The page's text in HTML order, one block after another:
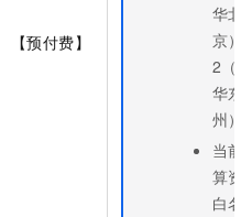
【预付费】
华北
京）
2（
华东
州）
当前
算资
白名